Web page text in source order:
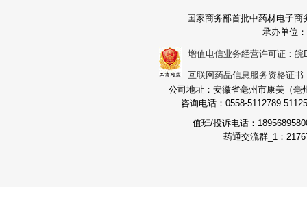
国家商务部首批中药材电子
承办单位
增值电信业务经营许可证：皖
互联网药品信息服务资格证
公司地址：安徽省亳州市康美（
咨询电话：0558-5112789
值班/投诉电话：
药通交流群_1：